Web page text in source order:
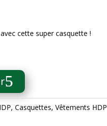
cette super casquette !
, Casquettes, Vêtements HDP